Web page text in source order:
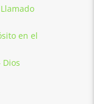
en el
Dios